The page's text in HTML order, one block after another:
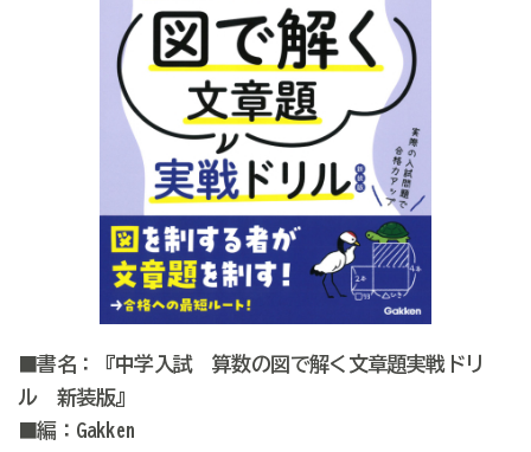
■書名：『中学入試 算数の図で解く文章題実戦ドリ
ル 新装版』
■編：Gakken